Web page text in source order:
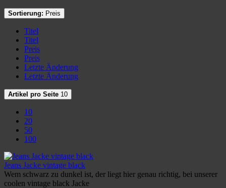
Sortierung: Preis
Titel
Titel
Preis
Preis
Letzte Änderung
Letzte Änderung
Artikel pro Seite 10
10
20
50
100
Jeans Jacke vintage black
Wem schwarz zu dunkel ist, der liegt hier genau richtig, bei unserer
coolen vintage black Jacke